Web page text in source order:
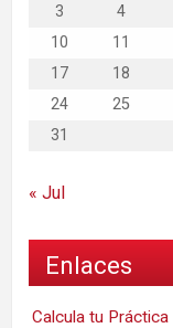
3
4
10
11
17
18
24
25
31
« Jul
Enlaces
Calcula tu Práctica